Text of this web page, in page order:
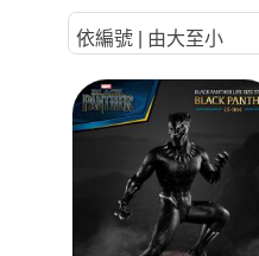
依編號 | 由大至小